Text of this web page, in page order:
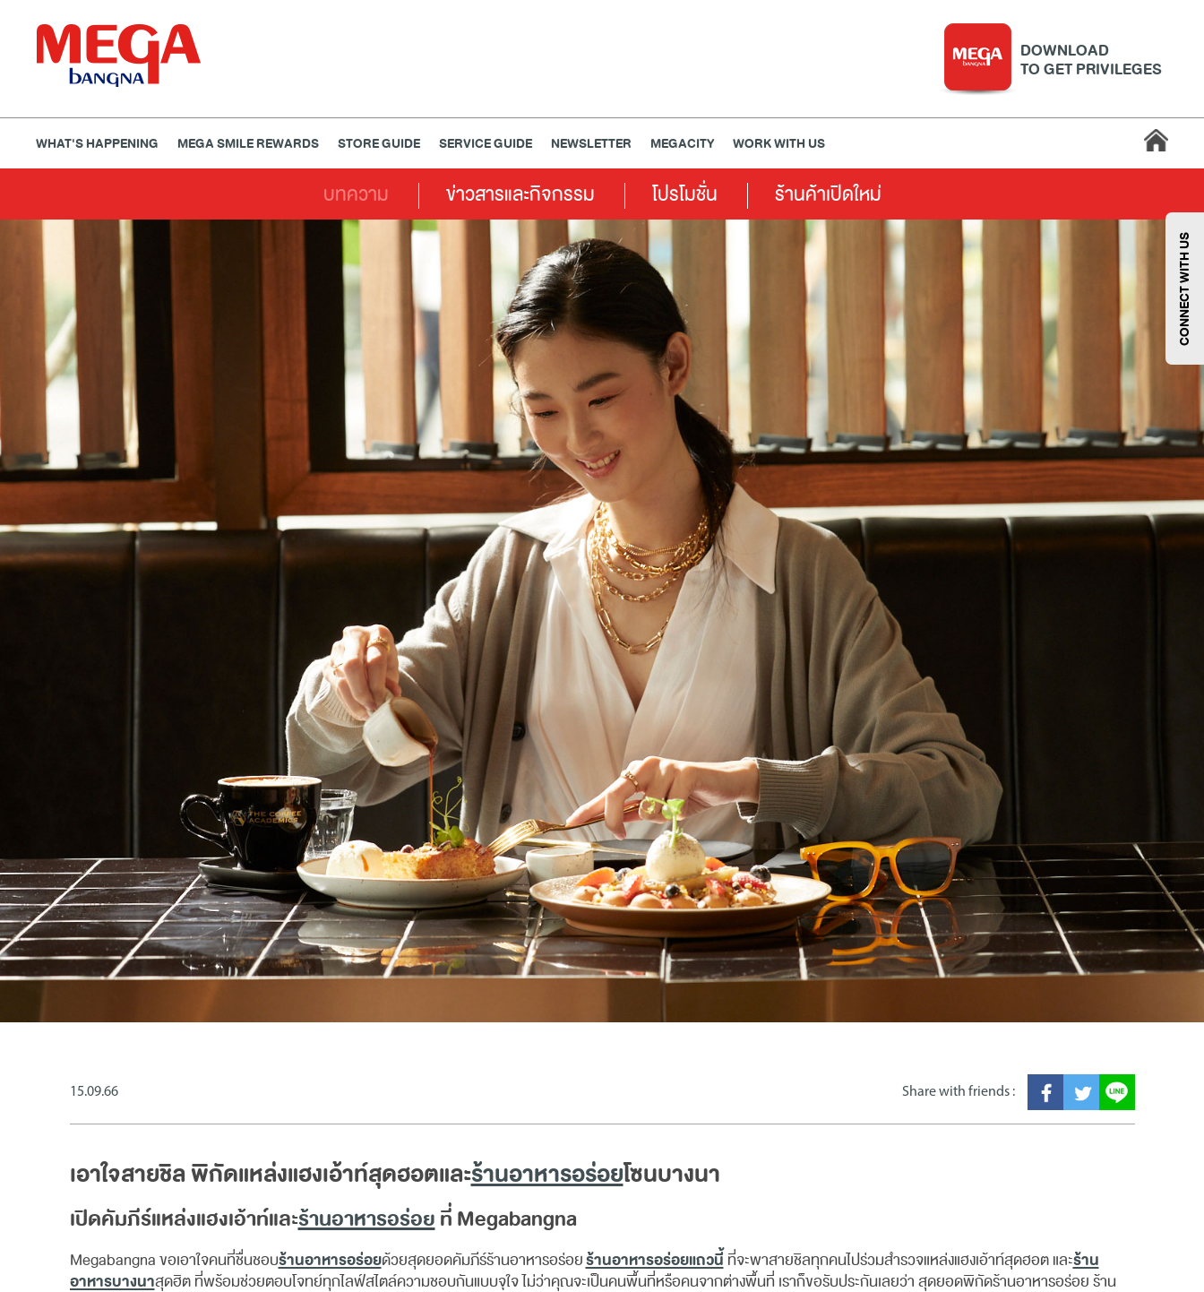
DOWNLOAD
TO GET PRIVILEGES
WHAT'S HAPPENING MEGA SMILE REWARDS STORE GUIDE SERVICE GUIDE NEWSLETTER MEGACITY WORK WITH US
ธนาคาร ร้านอาหาร เอ็นเตอร์เทนเม้นท์ แฟชั่น เครื่องประดับ การตกแต่งบ้าน แม่และเด็ก ไลฟ์สไตล์ บริการ เมกา สมาร์ท คิดส์ กีฬา
ซูเปอร์มาร์เก็ต
แกดเจ็ตและเทคโนโลยี
สุขภาพและความงาม
แฟชั่น @Megabangna
CONNECT WITH US
บทความ ข่าวสารและกิจกรรม โปรโมชั่น ร้านค้าเปิดใหม่
15.09.66 Share with friends :
เอาใจสายชิล พิกัดแหล่งแฮงเอ้าท์สุดฮอตและร้านอาหารอร่อยโซนบางนา
เปิดคัมภีร์แหล่งแฮงเอ้าท์และร้านอาหารอร่อยที่ Megabangna
Megabangna ขอเอาใจคนที่ชื่นชอบร้านอาหารอร่อยด้วยสุดยอดคัมภีร์ร้านอาหารอร่อยร้านอาหารอร่อยแถวนี้ ที่จะพาสายชิลทุกคนไปร่วมสำรวจแหล่งแฮงเอ้าท์สุดฮอต และร้าน
อาหารบางนาสุดฮิต ที่พร้อมช่วยตอบโจทย์ทุกไลฟ์สไตล์ความชอบกันแบบจุใจ ไม่ว่าคุณจะเป็นคนพื้นที่หรือคนจากต่างพื้นที่ เราก็ขอรับประกันเลยว่า สุดยอดพิกัดร้านอาหารอร่อย ร้าน